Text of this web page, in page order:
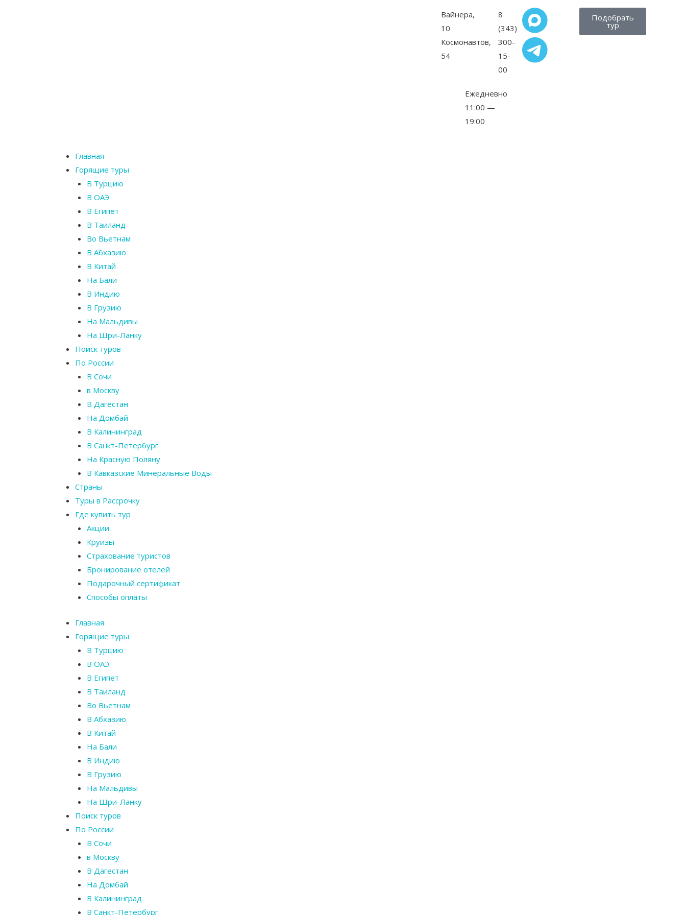
Вайнера,
10
Космонавтов,
54
8
(343)
300-
15-
00
Ежедневно
11:00 —
19:00
Подобрать
тур
Главная
Горящие туры
В Турцию
В ОАЭ
В Египет
В Таиланд
Во Вьетнам
В Абхазию
В Китай
На Бали
В Индию
В Грузию
На Мальдивы
На Шри-Ланку
Поиск туров
По России
В Сочи
в Москву
В Дагестан
На Домбай
В Калининград
В Санкт-Петербург
На Красную Поляну
В Кавказские Минеральные Воды
Страны
Туры в Рассрочку
Где купить тур
Акции
Круизы
Страхование туристов
Бронирование отелей
Подарочный сертификат
Способы оплаты
Главная
Горящие туры
В Турцию
В ОАЭ
В Египет
В Таиланд
Во Вьетнам
В Абхазию
В Китай
На Бали
В Индию
В Грузию
На Мальдивы
На Шри-Ланку
Поиск туров
По России
В Сочи
в Москву
В Дагестан
На Домбай
В Калининград
В Санкт-Петербург